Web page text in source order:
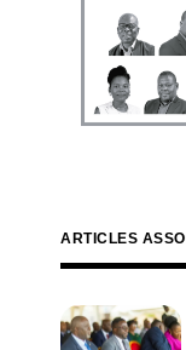
ARTICLES